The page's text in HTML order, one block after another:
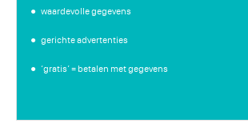
waardevolle gegevens
gerichte advertenties
‘gratis’ = betalen met gegevens